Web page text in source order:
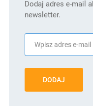
Dodaj adres e-mail
newsletter.
DODAJ